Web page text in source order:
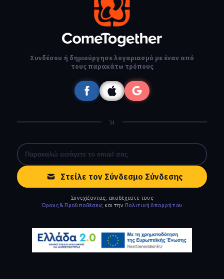
Συνδέσου ή δημιούργησε λογαριασμό με έναν από
τους παρακάτω τρόπους
Ή
Στείλε τον Σύνδεσμο Σύνδεσης
Συνεχίζοντας, αποδέχεστε τους
Όρους & Προϋποθέσεις και την Πολιτική Απορρήτου